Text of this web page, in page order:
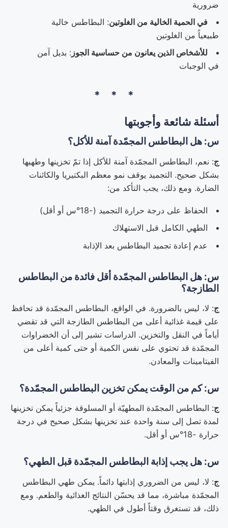
ضرورية
في الحمية الخالية من الغلوتين: البطاطس خالية
طبيعياً من الغلوتين
للأشخاص الذين يعانون من حساسية الجوز: بديل آمن
في الوجبات
أسئلة شائعة وأجوبتها
س: هل البطاطس المجمّدة آمنة للأكل؟
ج: نعم، البطاطس المجمّدة آمنة للأكل إذا تمّ تخزينها وطهيها
بشكل صحيح. التجميد يوقف نمو معظم البكتيريا والكائنات
الضارة. ومع ذلك، يجب التأكد من:
الحفاظ على درجة حرارة التجميد (-18°س أو أقل)
الطهي الكامل قبل الاستهلاك
عدم إعادة تجميد البطاطس بعد الإذابة
س: هل البطاطس المجمّدة أقل فائدة من البطاطس
الطازجة؟
ج: لا، ليس بالضرورة. في الواقع، البطاطس المجمّدة قد تحافظ
على قيمة غذائية أعلى من البطاطس الطازجة التي قد تقضي
أياماً في النقل والتخزين. الدراسات تشير إلى أن الخضراوات
المجمّدة قد تحتوي على نفس الكمية أو حتى كمية أعلى من
الفيتامينات والمعادن.
س: كم من الوقت يمكن تخزين البطاطس المجمّدة؟
ج: البطاطس المجمّدة المطهيّة أو المسلوقة جزئياً يمكن تخزينها
لمدة تصل إلى سنة واحدة عند تخزينها بشكل صحيح في درجة
حرارة -18°س أو أقل.
س: هل يجب إذابة البطاطس المجمّدة قبل الطهي؟
ج: لا، ليس من الضروري إذابتها دائماً. يمكن طهي البطاطس
المجمّدة مباشرة، مما قد يحسّن النتائج الغذائية والطعم. ومع
ذلك، قد تستغرق وقتاً أطول في الطهي.